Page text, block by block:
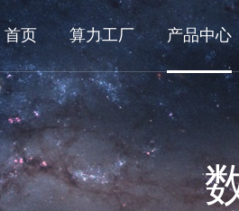
首页 算力工厂 产品中心